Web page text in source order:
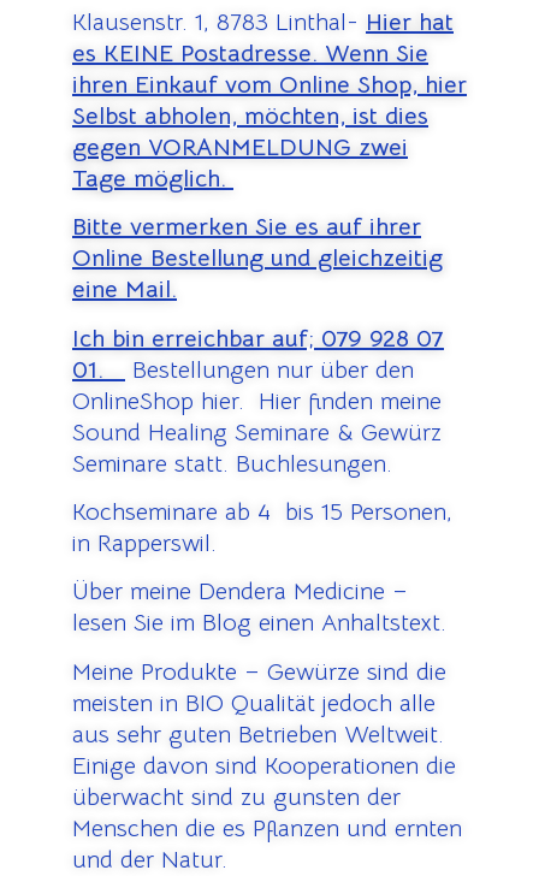
Klausenstr. 1, 8783 Linthal- Hier hat
es KEINE Postadresse. Wenn Sie
ihren Einkauf vom Online Shop, hier
Selbst abholen, möchten, ist dies
gegen VORANMELDUNG zwei
Tage möglich.
Bitte vermerken Sie es auf ihrer
Online Bestellung und gleichzeitig
eine Mail.
Ich bin erreichbar auf; 079 928 07
01.
Bestellungen nur über den
OnlineShop hier. Hier finden meine
Sound Healing Seminare & Gewürz
Seminare statt. Buchlesungen.
Kochseminare ab 4 bis 15 Personen,
in Rapperswil.
Über meine Dendera Medicine –
lesen Sie im Blog einen Anhaltstext.
Meine Produkte – Gewürze sind die
meisten in BIO Qualität jedoch alle
aus sehr guten Betrieben Weltweit.
Einige davon sind Kooperationen die
überwacht sind zu gunsten der
Menschen die es Pflanzen und ernten
und der Natur.